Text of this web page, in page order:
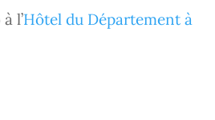
l’Hôtel du Département à